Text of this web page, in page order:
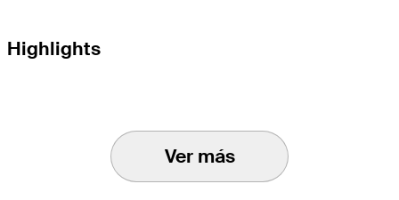
Highlights
Ver más